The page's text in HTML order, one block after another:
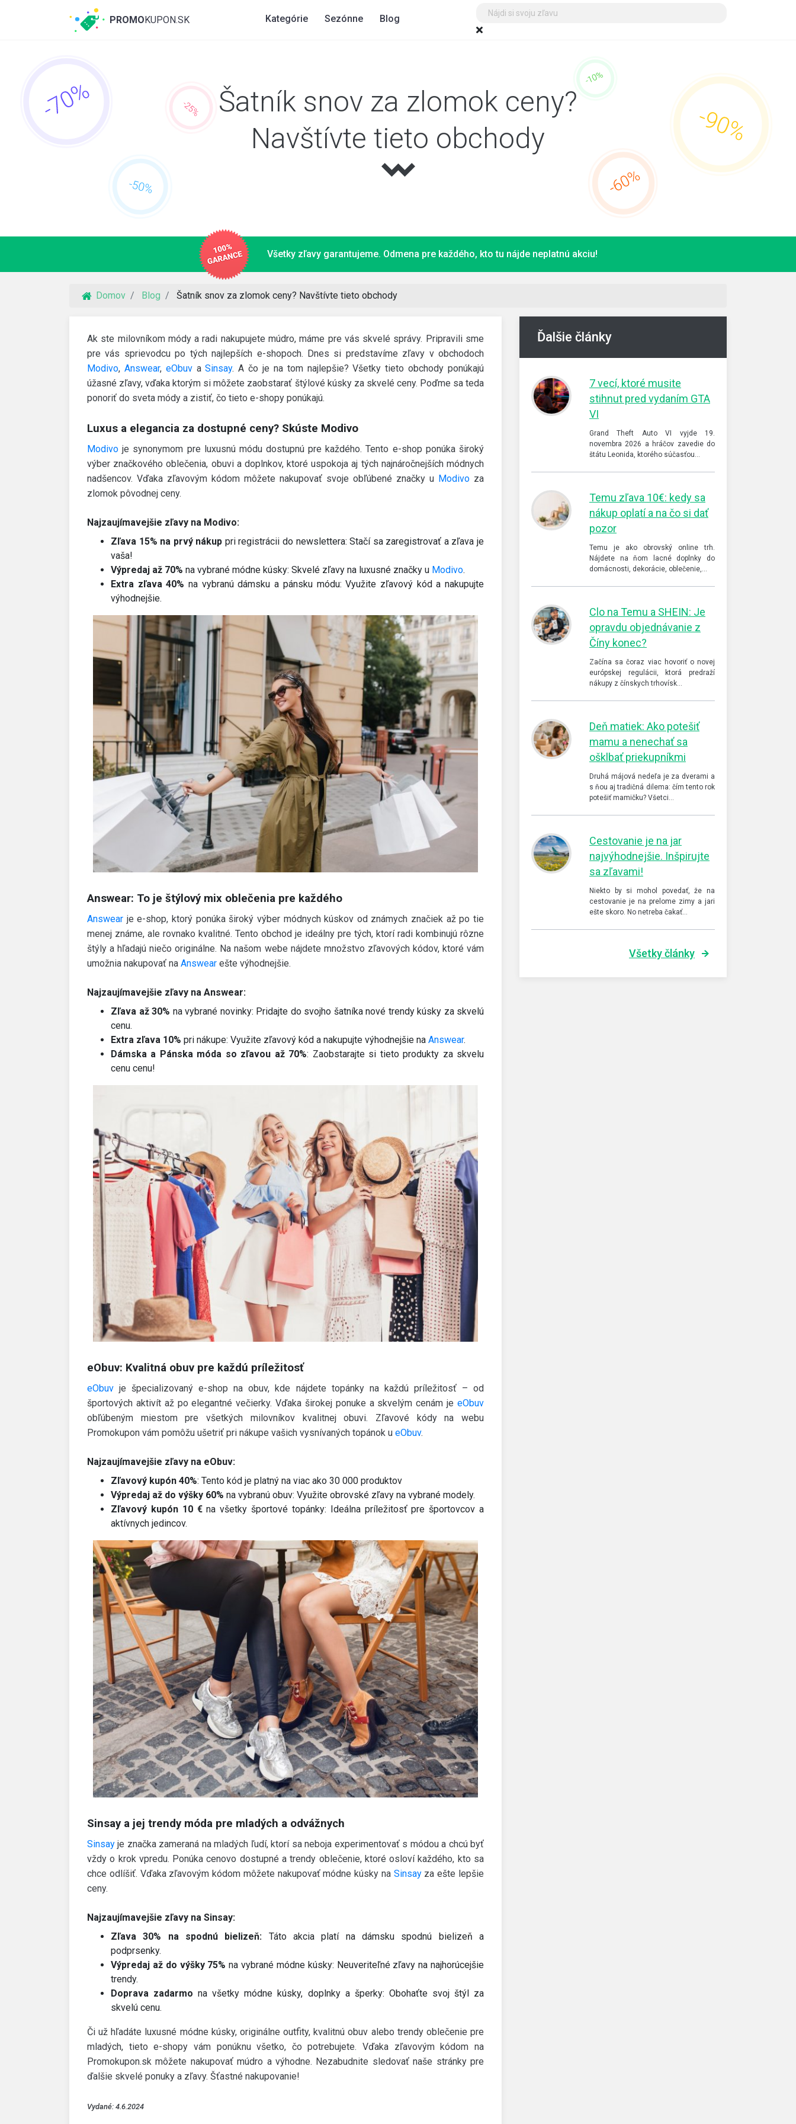
Šatník snov za zlomok ceny?
Navštívte tieto obchody
Všetky zľavy garantujeme. Odmena pre každého, kto tu nájde neplatnú akciu!
Domov Blog Šatník snov za zlomok ceny? Navštívte tieto obchody
Ak ste milovníkom módy a radi nakupujete múdro, máme pre vás skvelé správy. Pripravili sme
pre vás sprievodcu po tých najlepších e-shopoch. Dnes si predstavíme zľavy v obchodoch
Modivo, Answear, eObuvaSinsay. A čo je na tom najlepšie? Všetky tieto obchody ponúkajú
úžasné zľavy, vďaka ktorým si môžete zaobstarať štýlové kúsky za skvelé ceny. Poďme sa teda
ponoriť do sveta módy a zistiť, čo tieto e-shopy ponúkajú.
Luxus a elegancia za dostupné ceny? Skúste Modivo
Modivo je synonymom pre luxusnú módu dostupnú pre každého. Tento e-shop ponúka široký
výber značkového oblečenia, obuvi a doplnkov, ktoré uspokoja aj tých najnáročnejších módnych
nadšencov. Vďaka zľavovým kódom môžete nakupovať svoje obľúbené značky u Modivo za
zlomok pôvodnej ceny.
Najzaujímavejšie zľavy na Modivo:
Zľava 15% na prvý nákup pri registrácii do newslettera: Stačí sa zaregistrovať a zľava je
vaša!
Výpredaj až 70% na vybrané módne kúsky: Skvelé zľavy na luxusné značky u Modivo.
Extra zľava 40% na vybranú dámsku a pánsku módu: Využite zľavový kód a nakupujte
výhodnejšie.
Answear: To je štýlový mix oblečenia pre každého
Answear je e-shop, ktorý ponúka široký výber módnych kúskov od známych značiek až po tie
menej známe, ale rovnako kvalitné. Tento obchod je ideálny pre tých, ktorí radi kombinujú rôzne
štýly a hľadajú niečo originálne. Na našom webe nájdete množstvo zľavových kódov, ktoré vám
umožnia nakupovať na Answear ešte výhodnejšie.
Najzaujímavejšie zľavy na Answear:
Zľava až 30% na vybrané novinky: Pridajte do svojho šatníka nové trendy kúsky za skvelú
cenu.
Extra zľava 10% pri nákupe: Využite zľavový kód a nakupujte výhodnejšie na Answear.
Dámska a Pánska móda so zľavou až 70%: Zaobstarajte si tieto produkty za skvelu
cenu cenu!
eObuv: Kvalitná obuv pre každú príležitosť
eObuv je špecializovaný e-shop na obuv, kde nájdete topánky na každú príležitosť – od
športových aktivít až po elegantné večierky. Vďaka širokej ponuke a skvelým cenám je eObuv
obľúbeným miestom pre všetkých milovníkov kvalitnej obuvi. Zľavové kódy na webu
Promokupon vám pomôžu ušetriť pri nákupe vašich vysnívaných topánok u eObuv.
Najzaujímavejšie zľavy na eObuv:
Zľavový kupón 40%: Tento kód je platný na viac ako 30 000 produktov
Výpredaj až do výšky 60% na vybranú obuv: Využite obrovské zľavy na vybrané modely.
Zľavový kupón 10 €na všetky športové topánky: Ideálna príležitosť pre športovcov a
aktívnych jedincov.
Sinsay a jej trendy móda pre mladých a odvážnych
Sinsay je značka zameraná na mladých ľudí, ktorí sa neboja experimentovať s módou a chcú byť
vždy o krok vpredu. Ponúka cenovo dostupné a trendy oblečenie, ktoré osloví každého, kto sa
chce odlíšiť. Vďaka zľavovým kódom môžete nakupovať módne kúsky na Sinsayza ešte lepšie
ceny.
Najzaujímavejšie zľavy na Sinsay:
Zľava 30% na spodnú bielizeň: Táto akcia platí na dámsku spodnú bielizeň a
podprsenky.
Výpredaj až do výšky 75% na vybrané módne kúsky: Neuveriteľné zľavy na najhorúcejšie
trendy.
Doprava zadarmo na všetky módne kúsky, doplnky a šperky: Obohaťte svoj štýl za
skvelú cenu.
Či už hľadáte luxusné módne kúsky, originálne outfity, kvalitnú obuv alebo trendy oblečenie pre
mladých, tieto e-shopy vám ponúknu všetko, čo potrebujete. Vďaka zľavovým kódom na
Promokupon.sk môžete nakupovať múdro a výhodne. Nezabudnite sledovať naše stránky pre
ďalšie skvelé ponuky a zľavy. Šťastné nakupovanie!
Vydané: 4.6.2024
Ďalšie články
7 vecí, ktoré musite
stihnut pred vydaním GTA
VI
Grand Theft Auto VI vyjde 19.
novembra 2026 a hráčov zavedie do
štátu Leonida, ktorého súčasťou…
Temu zľava 10€: kedy sa
nákup oplatí a na čo si dať
pozor
Temu je ako obrovský online trh.
Nájdete na ňom lacné doplnky do
domácnosti, dekorácie, oblečenie,…
Clo na Temu a SHEIN: Je
opravdu objednávanie z
Číny konec?
Začína sa čoraz viac hovoriť o novej
európskej regulácii, ktorá predraží
nákupy z čínskych trhovísk…
Deň matiek: Ako potešiť
mamu a nenechať sa
ošklbať priekupníkmi
Druhá májová nedeľa je za dverami a
s ňou aj tradičná dilema: čím tento rok
potešiť mamičku? Všetci…
Cestovanie je na jar
najvýhodnejšie. Inšpirujte
sa zľavami!
Niekto by si mohol povedať, že na
cestovanie je na prelome zimy a jari
ešte skoro. No netreba čakať…
Všetky články
PROMOKUPON.SK Kategórie Sezónne Blog